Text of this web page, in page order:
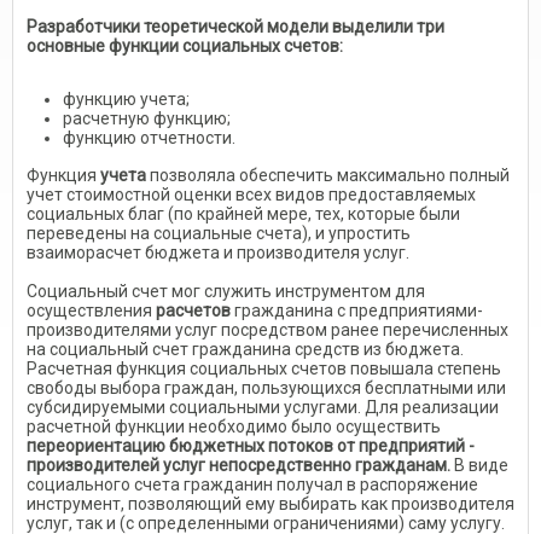
Разработчики теоретической модели выделили три
основные функции социальных счетов:
функцию учета;
расчетную функцию;
функцию отчетности.
Функция учетапозволяла обеспечить максимально полный
учет стоимостной оценки всех видов предоставляемых
социальных благ (по крайней мере, тех, которые были
переведены на социальные счета), и упростить
взаиморасчет бюджета и производителя услуг.
Социальный счет мог служить инструментом для
осуществления расчетовгражданина с предприятиями-
производителями услуг посредством ранее перечисленных
на социальный счет гражданина средств из бюджета.
Расчетная функция социальных счетов повышала степень
свободы выбора граждан, пользующихся бесплатными или
субсидируемыми социальными услугами. Для реализации
расчетной функции необходимо было осуществить
переориентацию бюджетных потоков от предприятий -
производителей услуг непосредственно гражданам. В виде
социального счета гражданин получал в распоряжение
инструмент, позволяющий ему выбирать как производителя
услуг, так и (с определенными ограничениями) саму услугу.